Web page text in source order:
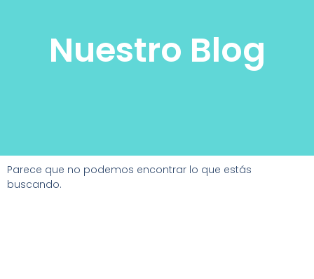
Nuestro Blog
Parece que no podemos encontrar lo que estás
buscando.